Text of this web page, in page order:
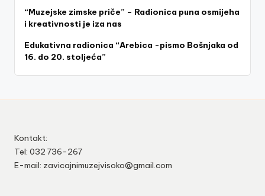
“Muzejske zimske priče” – Radionica puna osmijeha
i kreativnosti je iza nas
Edukativna radionica “Arebica -pismo Bošnjaka od
16. do 20. stoljeća”
Kontakt:
Tel: 032 736-267
E-mail: zavicajnimuzejvisoko@gmail.com